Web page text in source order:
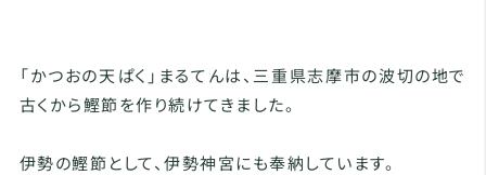
「かつおの天ぱく」まるてんは、三重県志摩市の波切の地で
古くから鰹節を作り続けてきました。
伊勢の鰹節として、伊勢神宮にも奉納しています。